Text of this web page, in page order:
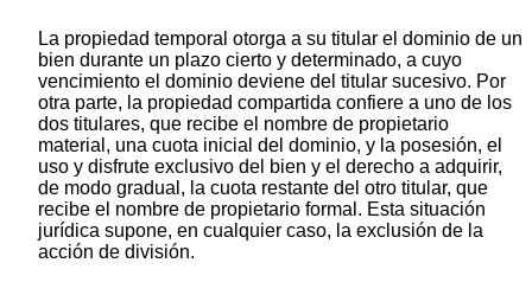
La propiedad temporal otorga a su titular el dominio de un
bien durante un plazo cierto y determinado, a cuyo
vencimiento el dominio deviene del titular sucesivo. Por
otra parte, la propiedad compartida confiere a uno de los
dos titulares, que recibe el nombre de propietario
material, una cuota inicial del dominio, y la posesión, el
uso y disfrute exclusivo del bien y el derecho a adquirir,
de modo gradual, la cuota restante del otro titular, que
recibe el nombre de propietario formal. Esta situación
jurídica supone, en cualquier caso, la exclusión de la
acción de división.